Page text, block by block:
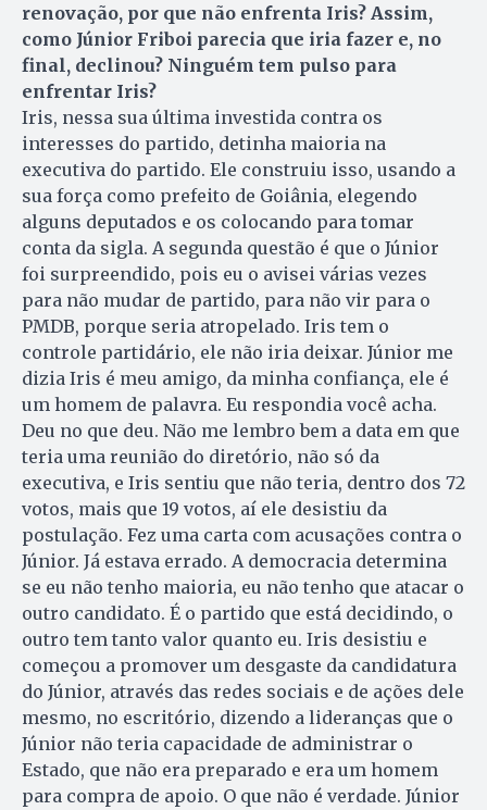
renovação, por que não enfrenta Iris? Assim,
como Júnior Friboi parecia que iria fazer e, no
final, declinou? Ninguém tem pulso para
enfrentar Iris?
Iris, nessa sua última investida contra os
interesses do partido, detinha maioria na
executiva do partido. Ele construiu isso, usando a
sua força como prefeito de Goiânia, elegendo
alguns deputados e os colocando para tomar
conta da sigla. A segunda questão é que o Júnior
foi surpreendido, pois eu o avisei várias vezes
para não mudar de partido, para não vir para o
PMDB, porque seria atropelado. Iris tem o
controle partidário, ele não iria deixar. Júnior me
dizia Iris é meu amigo, da minha confiança, ele é
um homem de palavra. Eu respondia você acha.
Deu no que deu. Não me lembro bem a data em que
teria uma reunião do diretório, não só da
executiva, e Iris sentiu que não teria, dentro dos 72
votos, mais que 19 votos, aí ele desistiu da
postulação. Fez uma carta com acusações contra o
Júnior. Já estava errado. A democracia determina
se eu não tenho maioria, eu não tenho que atacar o
outro candidato. É o partido que está decidindo, o
outro tem tanto valor quanto eu. Iris desistiu e
começou a promover um desgaste da candidatura
do Júnior, através das redes sociais e de ações dele
mesmo, no escritório, dizendo a lideranças que o
Júnior não teria capacidade de administrar o
Estado, que não era preparado e era um homem
para compra de apoio. O que não é verdade. Júnior